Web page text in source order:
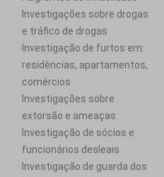
Investigações sobre drogas
e tráfico de drogas
Investigação de furtos em:
residências, apartamentos,
comércios
Investigações sobre
extorsão e ameaças
Investigação de sócios e
funcionários desleais
Investigação de guarda dos